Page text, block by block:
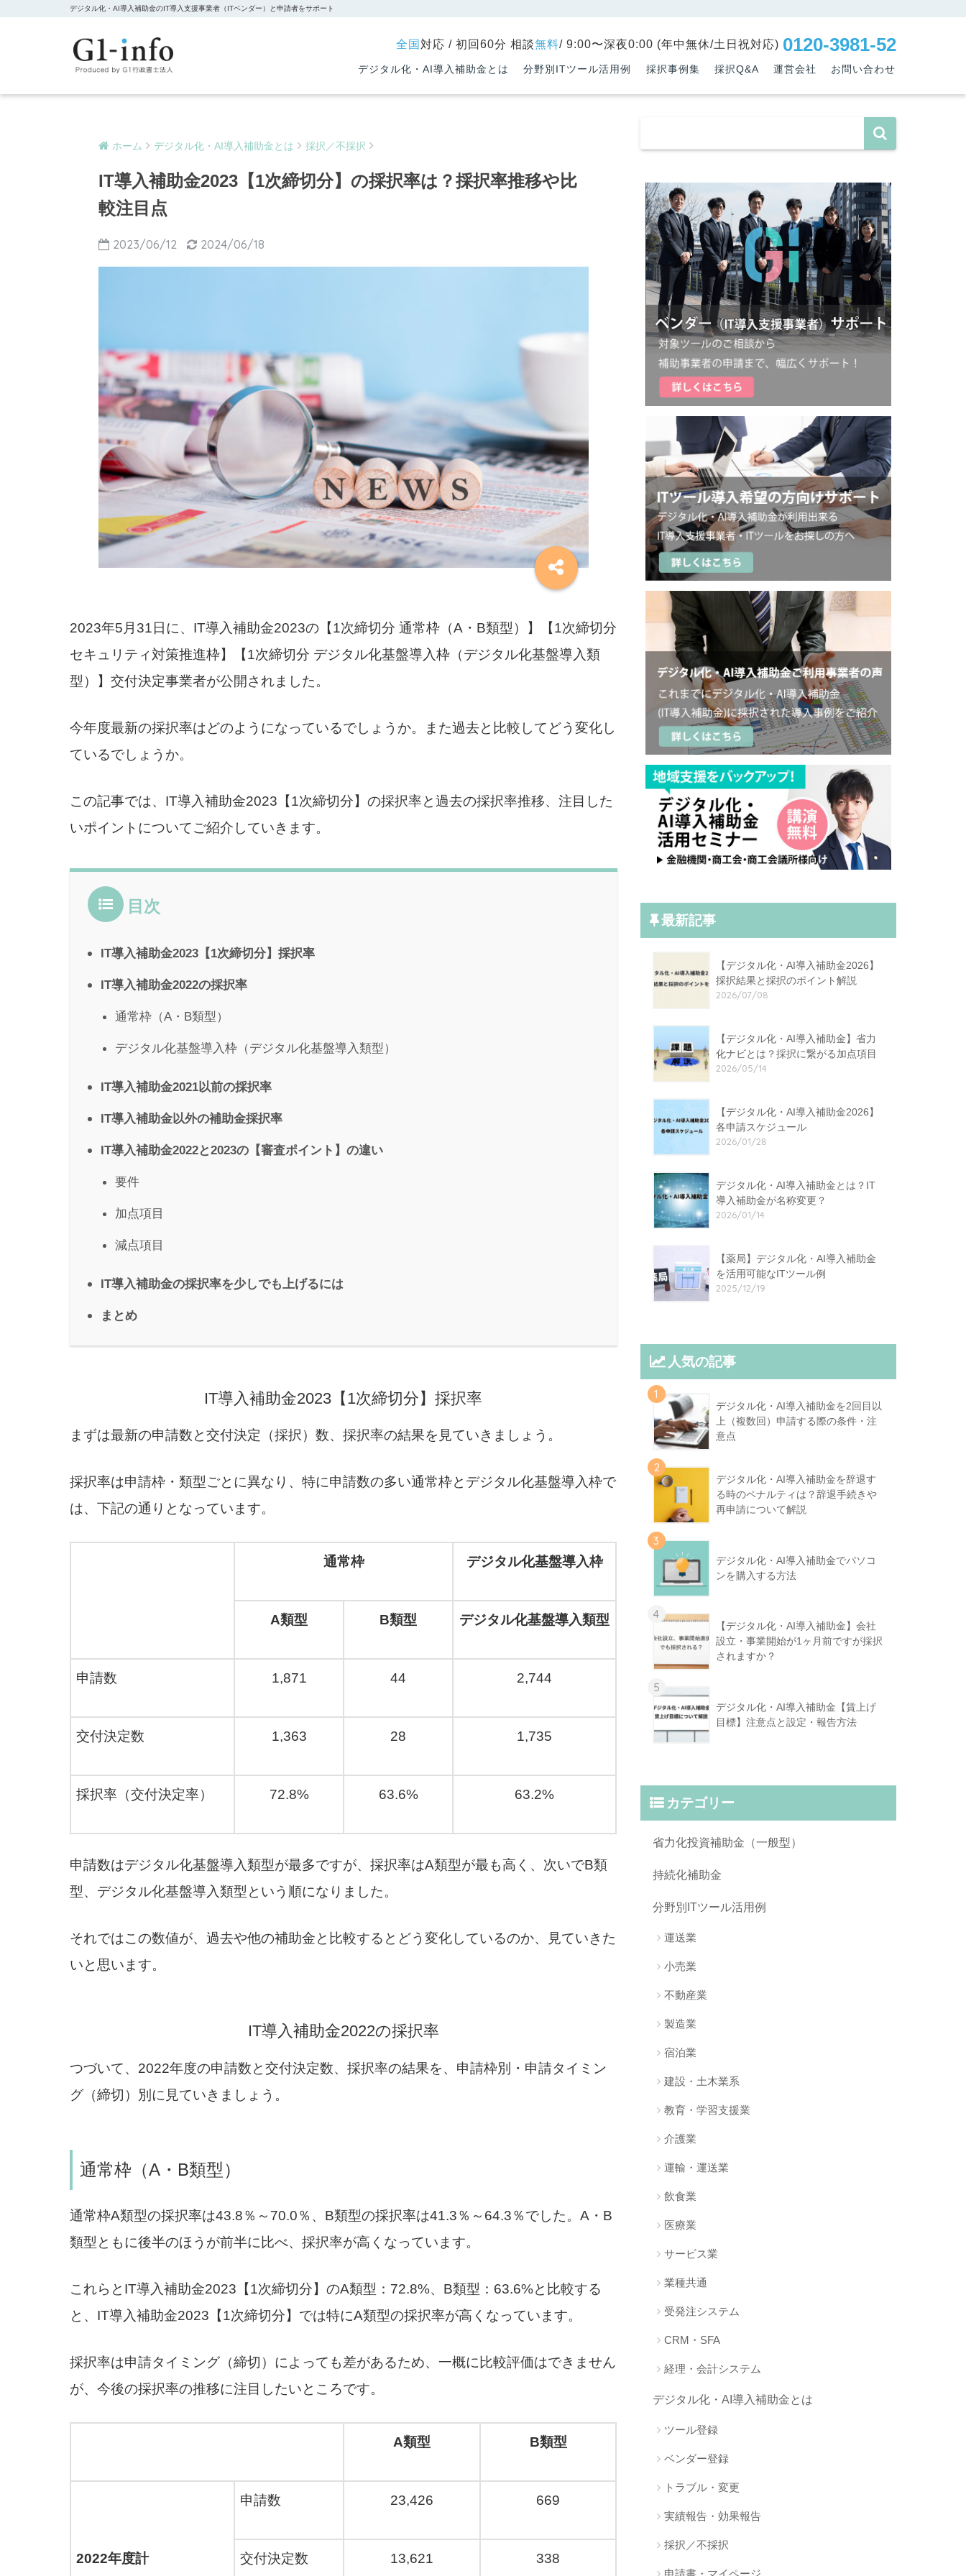
デジタル化・AI導入補助金のIT導入支援事業者（ITベンダー）と申請者をサポート
全国 対応 / 初回60分 相談無料/ 9:00〜深夜0:00 (年中無休/土日祝対応) 0120-3981-52
デジタル化・AI導入補助金とは 分野別ITツール活用例 採択事例集 採択Q&A 運営会社 お問い合わせ
ホーム デジタル化・AI導入補助金とは 採択／不採択
IT導入補助金2023【1次締切分】の採択率は？採択率推移や比
較注目点
2023/06/12 2024/06/18
2023年5月31日に、IT導入補助金2023の【1次締切分 通常枠（A・B類型）】【1次締切分
セキュリティ対策推進枠】【1次締切分 デジタル化基盤導入枠（デジタル化基盤導入類
型）】交付決定事業者が公開されました。
今年度最新の採択率はどのようになっているでしょうか。また過去と比較してどう変化し
ているでしょうか。
この記事では、IT導入補助金2023【1次締切分】の採択率と過去の採択率推移、注目した
いポイントについてご紹介していきます。
目次
IT導入補助金2023【1次締切分】採択率
IT導入補助金2022の採択率
通常枠（A・B類型）
デジタル化基盤導入枠（デジタル化基盤導入類型）
IT導入補助金2021以前の採択率
IT導入補助金以外の補助金採択率
IT導入補助金2022と2023の【審査ポイント】の違い
要件
加点項目
減点項目
IT導入補助金の採択率を少しでも上げるには
まとめ
IT導入補助金2023【1次締切分】採択率
まずは最新の申請数と交付決定（採択）数、採択率の結果を見ていきましょう。
採択率は申請枠・類型ごとに異なり、特に申請数の多い通常枠とデジタル化基盤導入枠で
は、下記の通りとなっています。
通常枠 デジタル化基盤導入枠
A類型 B類型 デジタル化基盤導入類型
申請数 1,871 44 2,744
交付決定数 1,363 28 1,735
採択率（交付決定率） 72.8% 63.6% 63.2%
申請数はデジタル化基盤導入類型が最多ですが、採択率はA類型が最も高く、次いでB類
型、デジタル化基盤導入類型という順になりました。
それではこの数値が、過去や他の補助金と比較するとどう変化しているのか、見ていきた
いと思います。
IT導入補助金2022の採択率
つづいて、2022年度の申請数と交付決定数、採択率の結果を、申請枠別・申請タイミン
グ（締切）別に見ていきましょう。
通常枠（A・B類型）
通常枠A類型の採択率は43.8％～70.0％、B類型の採択率は41.3％～64.3％でした。A・B
類型ともに後半のほうが前半に比べ、採択率が高くなっています。
これらとIT導入補助金2023【1次締切分】のA類型： 72.8%、B類型：63.6%と比較する
と、IT導入補助金2023【1次締切分】では特にA類型の採択率が高くなっています。
採択率は申請タイミング（締切）によっても差があるため、一概に比較評価はできません
が、今後の採択率の推移に注目したいところです。
A類型 B類型
2022年度計
申請数 23,426 669
交付決定数 13,621 338
最新記事
【デジタル化・AI導入補助金2026】
採択結果と採択のポイント解説
2026/07/08
【デジタル化・AI導入補助金】省力
化ナビとは？採択に繋がる加点項目
2026/05/14
【デジタル化・AI導入補助金2026】
各申請スケジュール
2026/01/28
デジタル化・AI導入補助金とは？IT
導入補助金が名称変更？
2026/01/14
【薬局】デジタル化・AI導入補助金
を活用可能なITツール例
2025/12/19
人気の記事
1
デジタル化・AI導入補助金を2回目以
上（複数回）申請する際の条件・注
意点
2
デジタル化・AI導入補助金を辞退す
る時のペナルティは？辞退手続きや
再申請について解説
3
デジタル化・AI導入補助金でパソコ
ンを購入する方法
4
【デジタル化・AI導入補助金】会社
設立・事業開始が1ヶ月前ですが採択
されますか？
5
デジタル化・AI導入補助金【賃上げ
目標】注意点と設定・報告方法
カテゴリー
省力化投資補助金（一般型）
持続化補助金
分野別ITツール活用例
運送業
小売業
不動産業
製造業
宿泊業
建設・土木業系
教育・学習支援業
介護業
運輸・運送業
飲食業
医療業
サービス業
業種共通
受発注システム
CRM・SFA
経理・会計システム
デジタル化・AI導入補助金とは
ツール登録
ベンダー登録
トラブル・変更
実績報告・効果報告
採択／不採択